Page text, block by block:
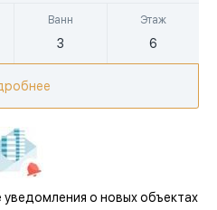
Ванн
3
Этаж
6
уведомления о новых объектах